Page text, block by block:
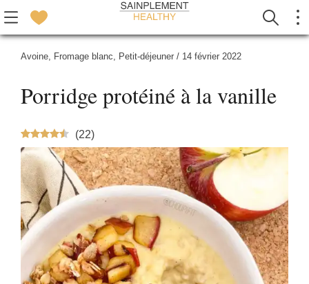
Avoine, Fromage blanc, Petit-déjeuner / 14 février 2022
Porridge protéiné à la vanille
(22)